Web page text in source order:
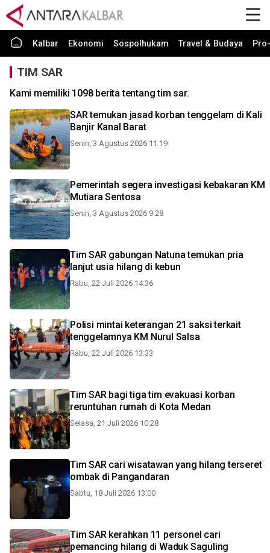
Kalbar Ekonomi Sospolhukam Travel & Budaya
TIM SAR
Kami memiliki 1098 berita tentang tim sar.
SAR temukan jasad korban tenggelam di Kali
Banjir Kanal Barat
Senin, 3 Agustus 2026 11:19
Pemerintah segera investigasi kebakaran KM
Mutiara Sentosa
Senin, 3 Agustus 2026 9:28
Tim SAR gabungan Natuna temukan pria
lanjut usia hilang di kebun
Rabu, 22 Juli 2026 14:36
Polisi mintai keterangan 21 saksi terkait
tenggelamnya KM Nurul Salsa
Rabu, 22 Juli 2026 13:33
Tim SAR bagi tiga tim evakuasi korban
reruntuhan rumah di Kota Medan
Selasa, 21 Juli 2026 10:28
Tim SAR cari wisatawan yang hilang terseret
ombak di Pangandaran
Sabtu, 18 Juli 2026 13:00
Tim SAR kerahkan 11 personel cari
pemancing hilang di Waduk Saguling